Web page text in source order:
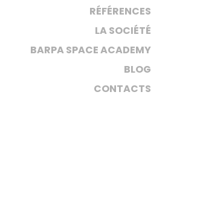
RÉFÉRENCES
LA SOCIÉTÉ
BARPA SPACE ACADEMY
BLOG
CONTACTS